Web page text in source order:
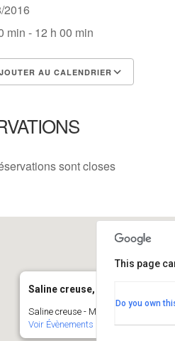
2016
min - 12 h 00 min
AU CALENDRIER
sont closes
Saline creuse, rue de Bel-air,
Saline creuse - Mesquer
Voir Évènements
This page
Do you own